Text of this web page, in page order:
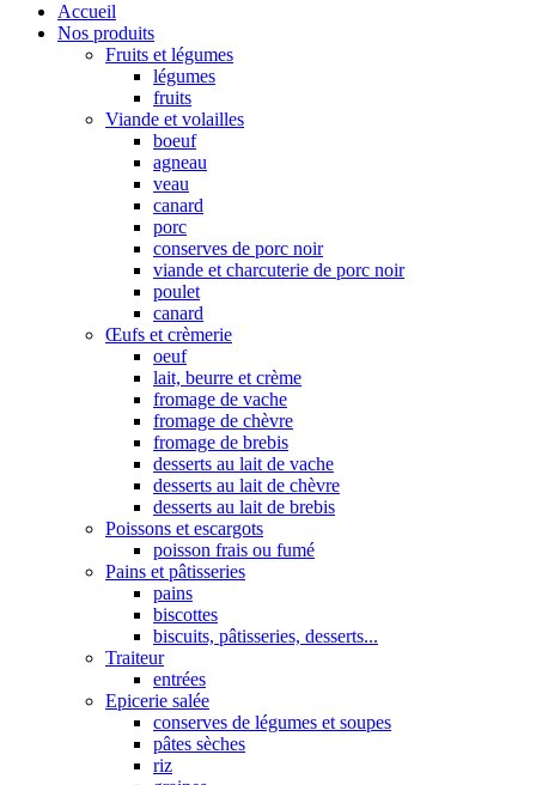
Accueil
Nos produits
Fruits et légumes
légumes
fruits
Viande et volailles
boeuf
agneau
veau
canard
porc
conserves de porc noir
viande et charcuterie de porc noir
poulet
canard
Œufs et crèmerie
oeuf
lait, beurre et crème
fromage de vache
fromage de chèvre
fromage de brebis
desserts au lait de vache
desserts au lait de chèvre
desserts au lait de brebis
Poissons et escargots
poisson frais ou fumé
Pains et pâtisseries
pains
biscottes
biscuits, pâtisseries, desserts...
Traiteur
entrées
Epicerie salée
conserves de légumes et soupes
pâtes sèches
riz